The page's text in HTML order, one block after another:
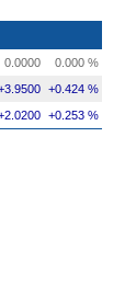
0.0000 0.000 %
+0.424 %
+0.253 %